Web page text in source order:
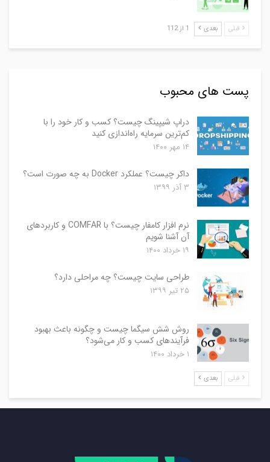
قبلی بعدی 1 از 112
پست های محبوب
دراپ شیپینگ چیست؟ کسب و کار خود را با
کم‌ترین سرمایه راه‌اندازی کنید
۱۴ مهر ۱۴۰۰
داکر چیست؟ عملکرد Docker به چه صورت است؟
۳ آذر ۱۳۹۹
نرم افزار کامفار چیست؟ با COMFAR و کاربردهای
آن آشنا شویم
۱۹ خرداد ۱۴۰۰
طراحی سایت چیست؟ چه مراحلی دارد؟
۲۵ تیر ۱۳۹۹
روش شش سیگما چیست و چگونه باعث بهبود
فرآیندهای کسب و کار می‌شود؟
۱ خرداد ۱۴۰۰
قبلی بعدی